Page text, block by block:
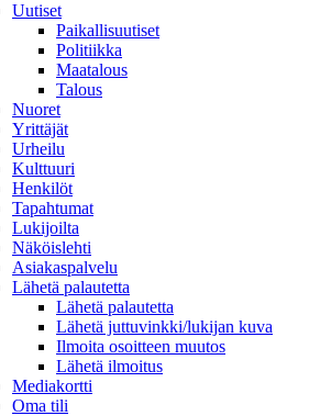
Uutiset
Paikallisuutiset
Politiikka
Maatalous
Talous
Nuoret
Yrittäjät
Urheilu
Kulttuuri
Henkilöt
Tapahtumat
Lukijoilta
Näköislehti
Asiakaspalvelu
Lähetä palautetta
Lähetä palautetta
Lähetä juttuvinkki/lukijan kuva
Ilmoita osoitteen muutos
Lähetä ilmoitus
Mediakortti
Oma tili